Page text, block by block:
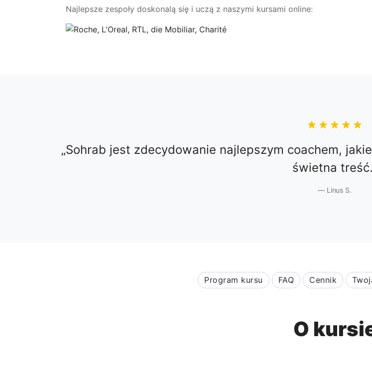
Najlepsze zespoły doskonalą się i uczą z naszymi kursami online:
Sohrab jest zdecydowanie najlepszym coachem,
świetna treść.
Linus S.
Program kursu FAQ Cennik
O